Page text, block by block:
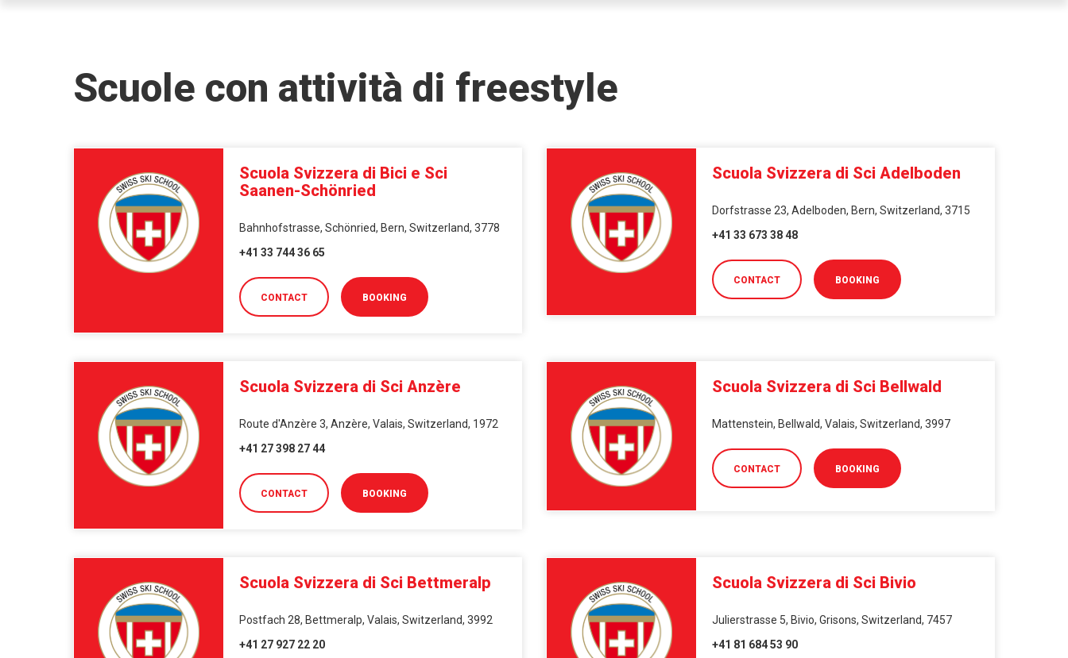
Scuole con attività di freestyle
Scuola Svizzera di Bici e Sci
Saanen-Schönried
Bahnhofstrasse, Schönried, Bern, Switzerland, 3778
+41 33 744 36 65
CONTACT BOOKING
Scuola Svizzera di Sci Adelboden
Dorfstrasse 23, Adelboden, Bern, Switzerland, 3715
+41 33 673 38 48
CONTACT BOOKING
Scuola Svizzera di Sci Anzère
Route d'Anzère 3, Anzère, Valais, Switzerland, 1972
+41 27 398 27 44
CONTACT BOOKING
Scuola Svizzera di Sci Bellwald
Mattenstein, Bellwald, Valais, Switzerland, 3997
CONTACT BOOKING
Scuola Svizzera di Sci Bettmeralp
Postfach 28, Bettmeralp, Valais, Switzerland, 3992
+41 27 927 22 20
Scuola Svizzera di Sci Bivio
Julierstrasse 5, Bivio, Grisons, Switzerland, 7457
+41 81 684 53 90